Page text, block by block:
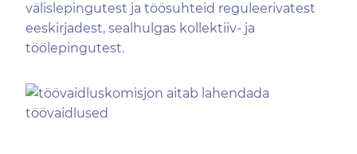
välislepingutest ja töösuhteid reguleerivatest
eeskirjadest, sealhulgas kollektiiv- ja
töölepingutest.